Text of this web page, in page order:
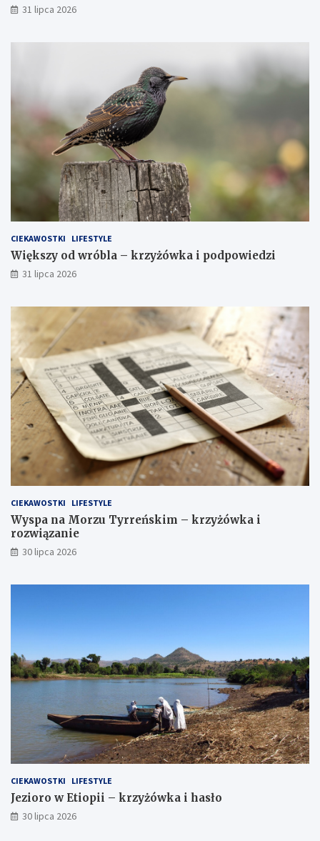
31 lipca 2026
CIEKAWOSTKI LIFESTYLE
Większy od wróbla – krzyżówka i podpowiedzi
31 lipca 2026
CIEKAWOSTKI LIFESTYLE
Wyspa na Morzu Tyrreńskim – krzyżówka i
rozwiązanie
30 lipca 2026
CIEKAWOSTKI LIFESTYLE
Jezioro w Etiopii – krzyżówka i hasło
30 lipca 2026